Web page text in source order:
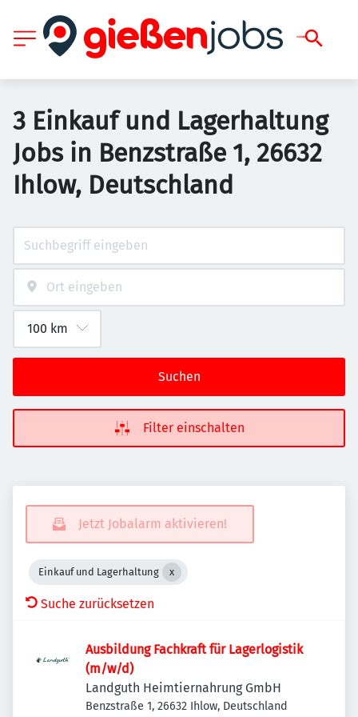
3 Einkauf und Lagerhaltung
Jobs in Benzstraße 1, 26632
Ihlow, Deutschland
Suchen
Filter einschalten
Jetzt Jobalarm aktivieren!
Einkauf und Lagerhaltung
Suche zurücksetzen
Ausbildung Fachkraft für Lagerlogistik
(m/w/d)
Landguth Heimtiernahrung GmbH
Benzstraße 1, 26632 Ihlow, Deutschland